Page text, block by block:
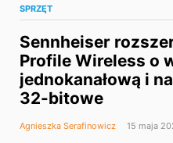
SPRZĘT
Sennheiser
Profile Wireless o
jednokanałową i
32-bitowe
Agnieszka Serafinowicz 15 maja